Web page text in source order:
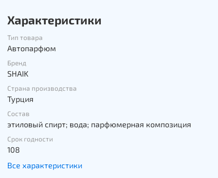
Характеристики
Тип товара
Автопарфюм
Бренд
SHAIK
Страна производства
Турция
Состав
этиловый спирт; вода; парфюмерная композиция
Срок годности
108
Все характеристики